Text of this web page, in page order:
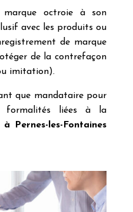
marque octroie à son
avec les produits ou
de marque
de la contrefaçon
imitation).
que mandataire pour
formalités liées à la
Pernes-les-Fontaines